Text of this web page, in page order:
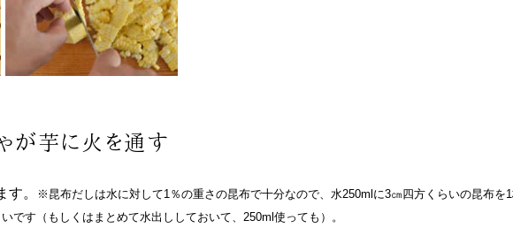
が芋に火を通す
。
※昆布だしは水に対して1％の重さの昆布で十分なので、水250mlに3㎝四方くらいの昆布を1
です（もしくはまとめて水出ししておいて、250ml使っても）。